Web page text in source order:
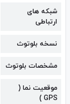
شبکه های
ارتباطی
نسخه بلوتوث
مشخصات بلوتوث
موقعیت نما (
GPS )